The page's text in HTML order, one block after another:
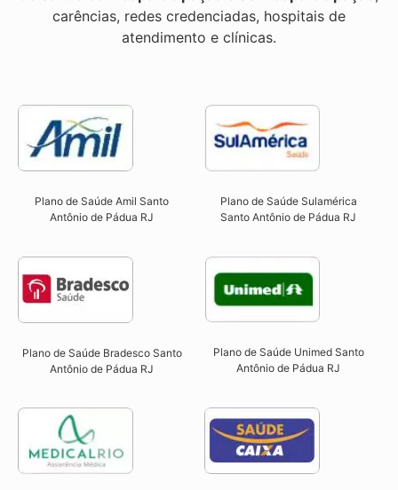
carências, redes credenciadas, hospitais de
atendimento e clínicas.
Plano de Saúde Amil Santo
Antônio de Pádua RJ
Plano de Saúde Sulamérica
Santo Antônio de Pádua RJ
Plano de Saúde Bradesco Santo
Antônio de Pádua RJ
Plano de Saúde Unimed Santo
Antônio de Pádua RJ